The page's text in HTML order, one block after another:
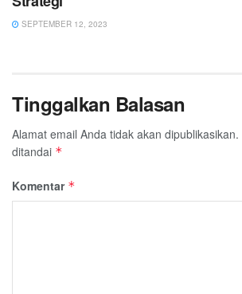
SEPTEMBER 12, 2023
Tinggalkan Balasan
Alamat email Anda tidak akan dipublikasikan.
ditandai *
Komentar *